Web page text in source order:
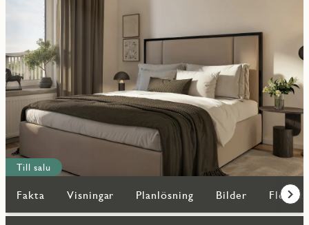
Till salu
Fakta Visningar Planlösning Bilder Fler